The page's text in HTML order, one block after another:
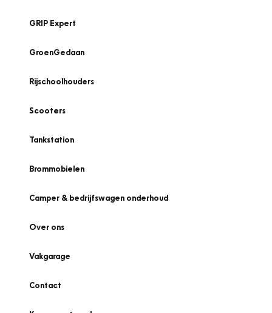
GRIP Expert
GroenGedaan
Rijschoolhouders
Scooters
Tankstation
Brommobielen
Camper & bedrijfswagen onderhoud
Over ons
Vakgarage
Contact